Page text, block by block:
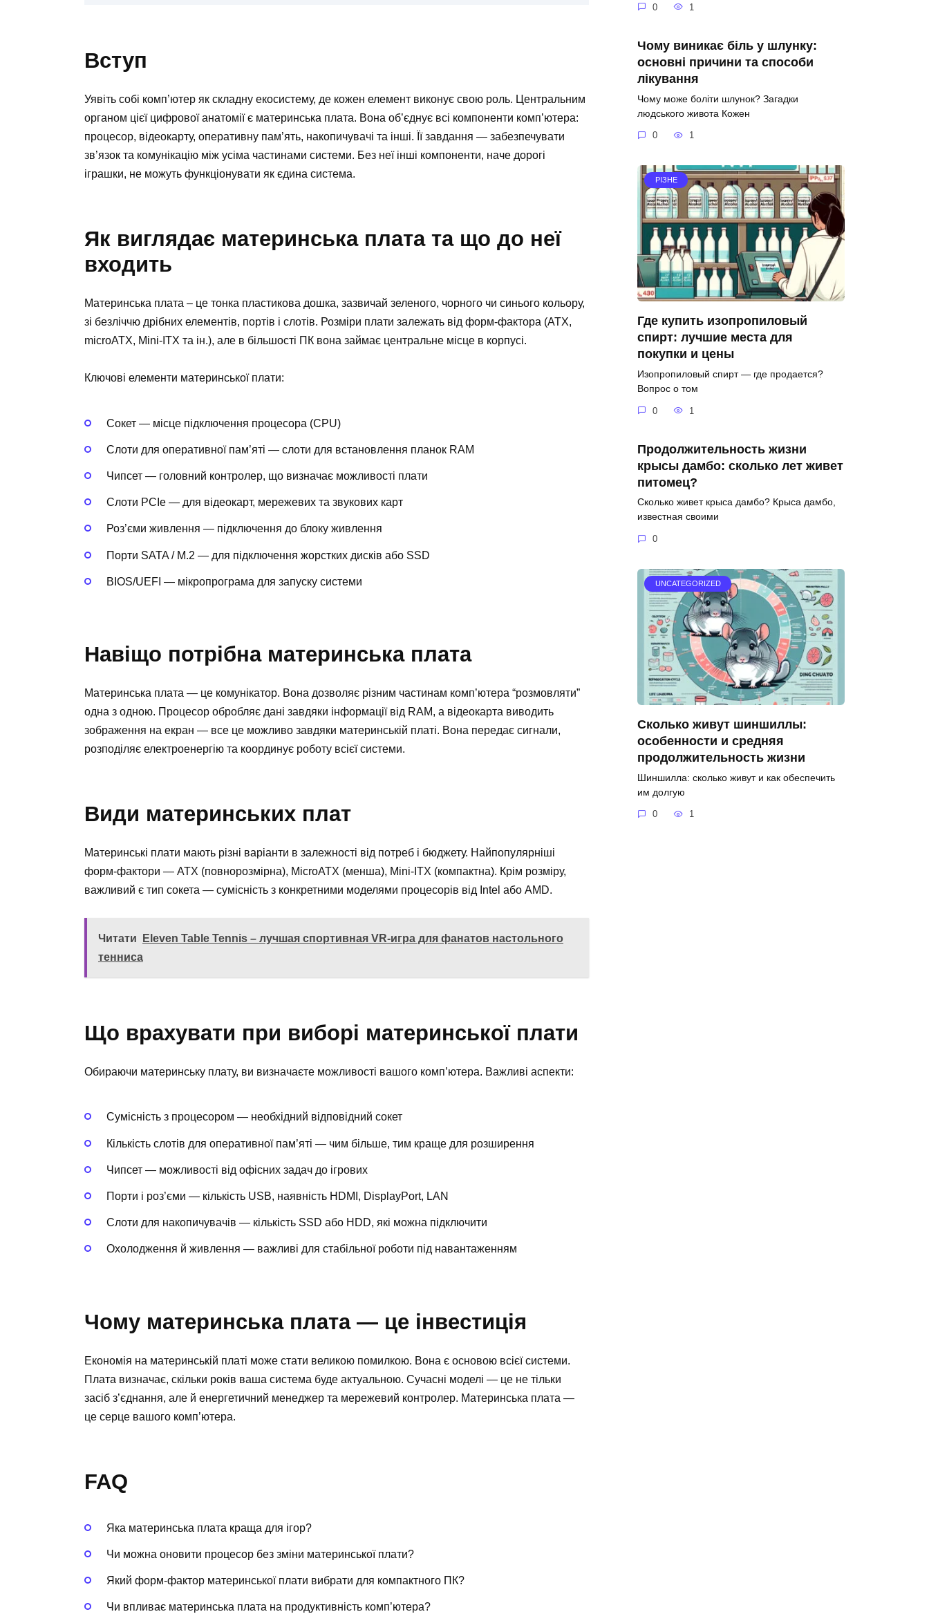
Вступ
Уявіть собі комп’ютер як складну екосистему, де кожен елемент виконує свою роль. Центральним
органом цієї цифрової анатомії є материнська плата. Вона об’єднує всі компоненти комп’ютера:
процесор, відеокарту, оперативну пам’ять, накопичувачі та інші. Її завдання — забезпечувати
зв’язок та комунікацію між усіма частинами системи. Без неї інші компоненти, наче дорогі
іграшки, не можуть функціонувати як єдина система.
Як виглядає материнська плата та що до неї
входить
Материнська плата – це тонка пластикова дошка, зазвичай зеленого, чорного чи синього кольору,
зі безліччю дрібних елементів, портів і слотів. Розміри плати залежать від форм-фактора (ATX,
microATX, Mini-ITX та ін.), але в більшості ПК вона займає центральне місце в корпусі.
Ключові елементи материнської плати:
Сокет — місце підключення процесора (CPU)
Слоти для оперативної пам’яті — слоти для встановлення планок RAM
Чипсет — головний контролер, що визначає можливості плати
Слоти PCIe — для відеокарт, мережевих та звукових карт
Роз’єми живлення — підключення до блоку живлення
Порти SATA / M.2 — для підключення жорстких дисків або SSD
BIOS/UEFI — мікропрограма для запуску системи
Навіщо потрібна материнська плата
Материнська плата — це комунікатор. Вона дозволяє різним частинам комп’ютера “розмовляти”
одна з одною. Процесор обробляє дані завдяки інформації від RAM, а відеокарта виводить
зображення на екран — все це можливо завдяки материнській платі. Вона передає сигнали,
розподіляє електроенергію та координує роботу всієї системи.
Види материнських плат
Материнські плати мають різні варіанти в залежності від потреб і бюджету. Найпопулярніші
форм-фактори — ATX (повнорозмірна), MicroATX (менша), Mini-ITX (компактна). Крім розміру,
важливий є тип сокета — сумісність з конкретними моделями процесорів від Intel або AMD.
Читати
Eleven Table Tennis – лучшая спортивная VR-игра для фанатов настольного
тенниса
Що врахувати при виборі материнської плати
Обираючи материнську плату, ви визначаєте можливості вашого комп’ютера. Важливі аспекти:
Сумісність з процесором — необхідний відповідний сокет
Кількість слотів для оперативної пам’яті — чим більше, тим краще для розширення
Чипсет — можливості від офісних задач до ігрових
Порти і роз’єми — кількість USB, наявність HDMI, DisplayPort, LAN
Слоти для накопичувачів — кількість SSD або HDD, які можна підключити
Охолодження й живлення — важливі для стабільної роботи під навантаженням
Чому материнська плата — це інвестиція
Економія на материнській платі може стати великою помилкою. Вона є основою всієї системи.
Плата визначає, скільки років ваша система буде актуальною. Сучасні моделі — це не тільки
засіб з’єднання, але й енергетичний менеджер та мережевий контролер. Материнська плата —
це серце вашого комп’ютера.
FAQ
Яка материнська плата краща для ігор?
Чи можна оновити процесор без зміни материнської плати?
Який форм-фактор материнської плати вибрати для компактного ПК?
Чи впливає материнська плата на продуктивність комп’ютера?
0 1
Чому виникає біль у шлунку:
основні причини та способи
лікування
Чому може боліти шлунок? Загадки
людського живота Кожен
0 1
РІЗНЕ
Где купить изопропиловый
спирт: лучшие места для
покупки и цены
Изопропиловый спирт — где продается?
Вопрос о том
0 1
Продолжительность жизни
крысы дамбо: сколько лет живет
питомец?
Сколько живет крыса дамбо? Крыса дамбо,
известная своими
0
UNCATEGORIZED
Сколько живут шиншиллы:
особенности и средняя
продолжительность жизни
Шиншилла: сколько живут и как обеспечить
им долгую
0 1